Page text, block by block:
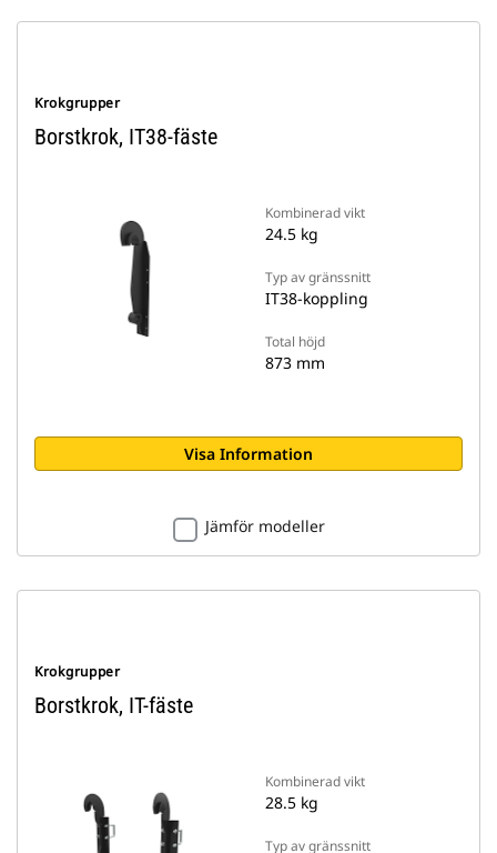
Krokgrupper
Borstkrok, IT38-fäste
Kombinerad vikt
24.5 kg
Typ av gränssnitt
IT38-koppling
Total höjd
873 mm
Visa Information
Jämför modeller
Krokgrupper
Borstkrok, IT-fäste
Kombinerad vikt
28.5 kg
Typ av gränssnitt